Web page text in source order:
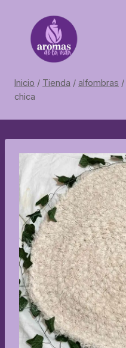
contenido
Inicio / Tienda / alfombras /
chica